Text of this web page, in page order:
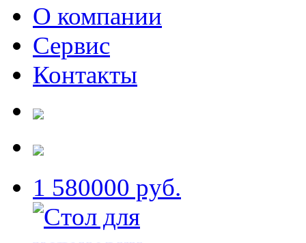
О компании
Сервис
Контакты
1 580000 руб.